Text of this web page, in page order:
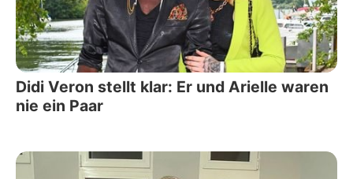
Didi Veron stellt klar: Er und Arielle waren
nie ein Paar